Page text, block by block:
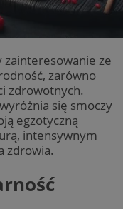
zainteresowanie ze
zarówno
zdrowotnych.
się smoczy
egzotyczną
intensywnym
zdrowia.